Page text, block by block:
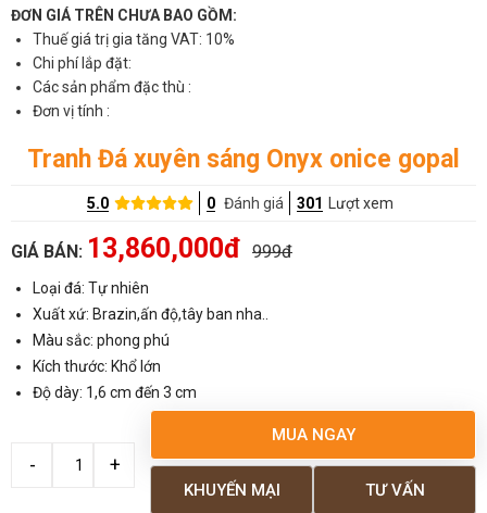
ĐƠN GIÁ TRÊN CHƯA BAO GỒM:
Thuế giá trị gia tăng VAT: 10%
Chi phí lắp đặt:
Các sản phẩm đặc thù :
Đơn vị tính :
Tranh Đá xuyên sáng Onyx onice gopal
5.0 0 Đánh giá 301 Lượt xem
GIÁ BÁN: 13,860,000đ 999đ
Loại đá: Tự nhiên
Xuất xứ: Brazin,ấn độ,tây ban nha..
Màu sắc: phong phú
Kích thước: Khổ lớn
Độ dày: 1,6 cm đến 3 cm
MUA NGAY
TƯ VẤN
KHUYẾN MẠI